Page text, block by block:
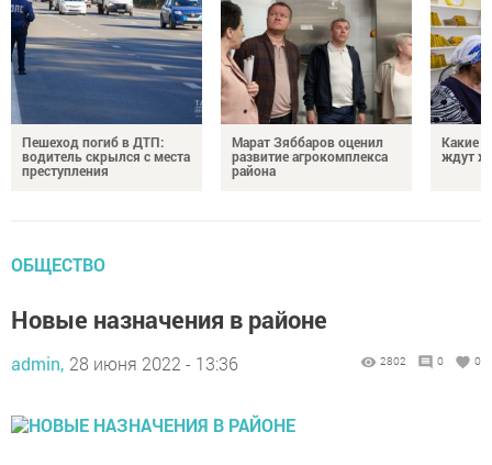
Пешеход погиб в ДТП:
водитель скрылся с места
преступления
Марат Зяббаров оценил
развитие агрокомплекса
района
Какие
ждут
ОБЩЕСТВО
Новые назначения в районе
admin, 28 июня 2022 - 13:36 2802 0 0